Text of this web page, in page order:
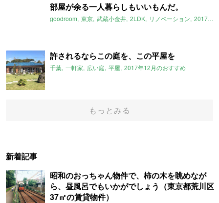
部屋が余る一人暮らしもいいもんだ。
goodroom 東京 武蔵小金井 2LDK リノベーション 2017年12月のおすすめ
許されるならこの庭を、この平屋を
千葉 一軒家 広い庭 平屋 2017年12月のおすすめ
もっとみる
新着記事
昭和のおっちゃん物件で、柿の木を眺めなが
ら、昼風呂でもいかがでしょう（東京都荒川区
37㎡の賃貸物件）